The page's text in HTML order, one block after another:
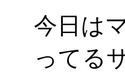
今日は
ってる